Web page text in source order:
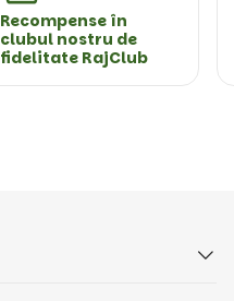
Recompense în
clubul nostru de
fidelitate RajClub